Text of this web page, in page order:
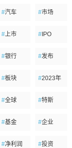
#汽车 #市场
#上市 #IPO
#银行 #发布
#板块 #2023年
#全球 #特斯
#基金 #企业
#净利润 #投资